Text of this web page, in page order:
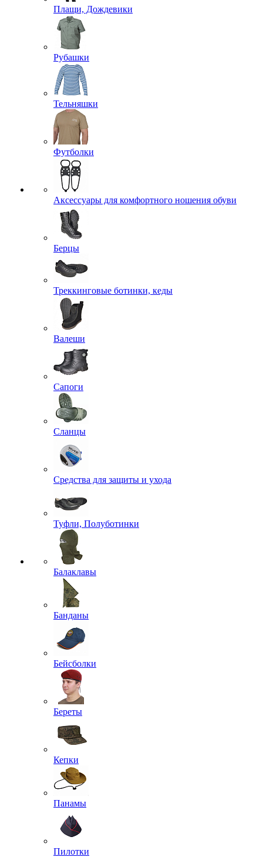
Плащи, Дождевики
Рубашки
Тельняшки
Футболки
Аксессуары для комфортного ношения обуви
Берцы
Треккинговые ботинки, кеды
Валеши
Сапоги
Сланцы
Средства для защиты и ухода
Туфли, Полуботинки
Балаклавы
Банданы
Бейсболки
Береты
Кепки
Панамы
Пилотки